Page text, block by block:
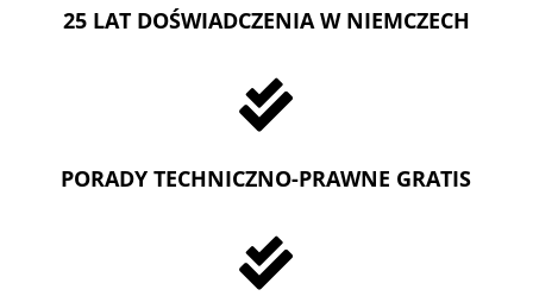
25 LAT DOŚWIADCZENIA W NIEMCZECH

PORADY TECHNICZNO-PRAWNE GRATIS
